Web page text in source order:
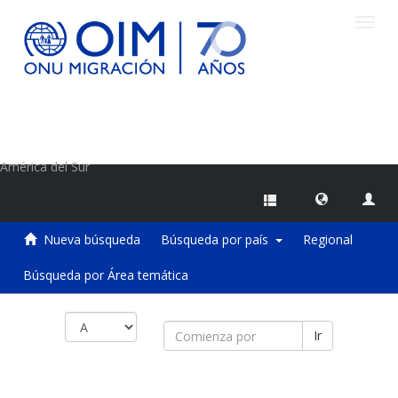
América del Sur
Nueva búsqueda Búsqueda por país Regional
Búsqueda por Área temática
Ir